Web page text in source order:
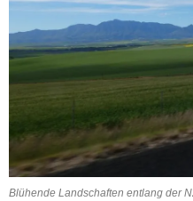
Blühende Landschaften entlang der